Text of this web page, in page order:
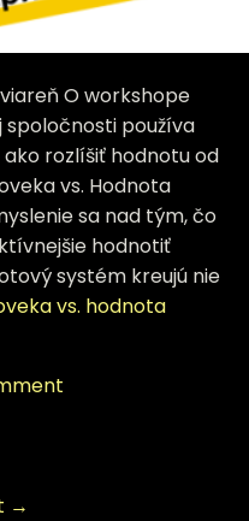
O workshope
spoločnosti používa
rozlíšiť hodnotu od
vs. Hodnota
sa nad tým, čo
hodnotiť
systém kreujú nie
vs. hodnota
→